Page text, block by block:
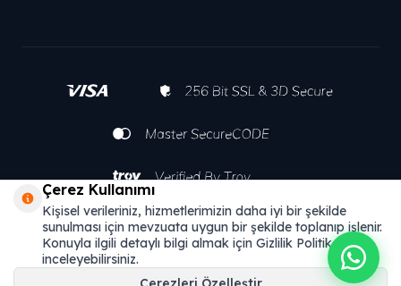
Çerez Kullanımı
Kişisel verileriniz, hizmetlerimizin daha iyi bir şekilde
sunulması için mevzuata uygun bir şekilde toplanıp işlenir.
Konuyla ilgili detaylı bilgi almak için Gizlilik Politikamızı
inceleyebilirsiniz.